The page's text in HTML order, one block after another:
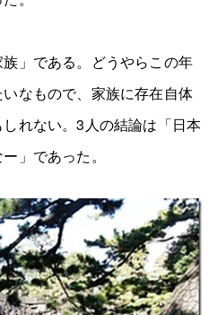
」である。どうやらこの年
なもので、家族に存在自体
れない。3人の結論は「日本
」であった。